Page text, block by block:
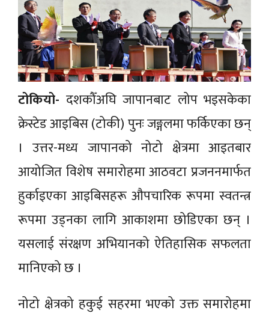
टोकियो- दशकौँअघि जापानबाट लोप भइसकेका
क्रेस्टेड आइबिस (टोकी) पुनः जङ्गलमा फर्किएका छन्
। उत्तर-मध्य जापानको नोटो क्षेत्रमा आइतबार
आयोजित विशेष समारोहमा आठवटा प्रजननमार्फत
हुर्काइएका आइबिसहरू औपचारिक रूपमा स्वतन्त्र
रूपमा उड्नका लागि आकाशमा छोडिएका छन् ।
यसलाई संरक्षण अभियानको ऐतिहासिक सफलता
मानिएको छ ।
नोटो क्षेत्रको हकुई सहरमा भएको उक्त समारोहमा